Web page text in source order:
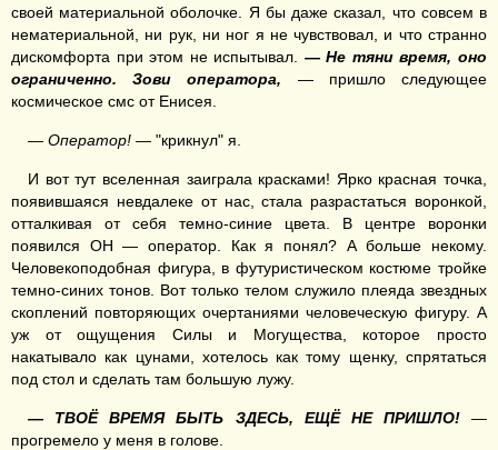
своей материальной оболочке. Я бы даже сказал, что совсем в
нематериальной, ни рук, ни ног я не чувствовал, и что странно
дискомфорта при этом не испытывал. — Не тяни время, оно
ограниченно. Зови оператора, — пришло следующее
космическое смс от Енисея.
— Оператор! — "крикнул" я.
И вот тут вселенная заиграла красками! Ярко красная точка,
появившаяся невдалеке от нас, стала разрастаться воронкой,
отталкивая от себя темно-синие цвета. В центре воронки
появился ОН — оператор. Как я понял? А больше некому.
Человекоподобная фигура, в футуристическом костюме тройке
темно-синих тонов. Вот только телом служило плеяда звездных
скоплений повторяющих очертаниями человеческую фигуру. А
уж от ощущения Силы и Могущества, которое просто
накатывало как цунами, хотелось как тому щенку, спрятаться
под стол и сделать там большую лужу.
— ТВОЁ ВРЕМЯ БЫТЬ ЗДЕСЬ, ЕЩЁ НЕ ПРИШЛО!—
прогремело у меня в голове.